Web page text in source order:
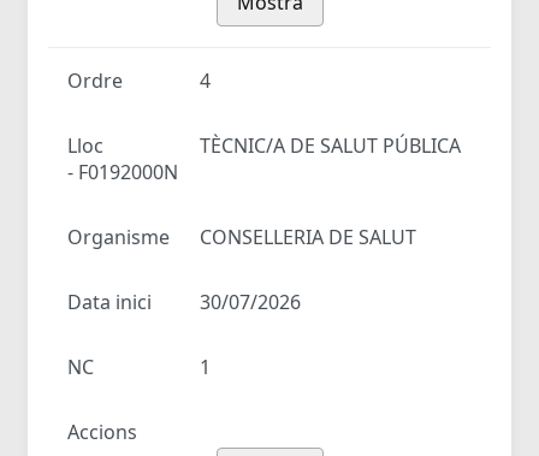
Ordre 4
Lloc
TÈCNIC/A DE SALUT PÚBLICA
- F0192000N
Organisme CONSELLERIA DE SALUT
Data inici 30/07/2026
NC 1
Accions